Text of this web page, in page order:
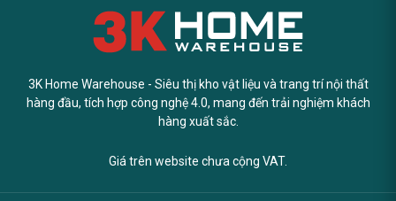
3K Home Warehouse - Siêu thị kho vật liệu và trang trí nội thất
hàng đầu, tích hợp công nghệ 4.0, mang đến trải nghiệm khách
hàng xuất sắc.
Giá trên website chưa cộng VAT.